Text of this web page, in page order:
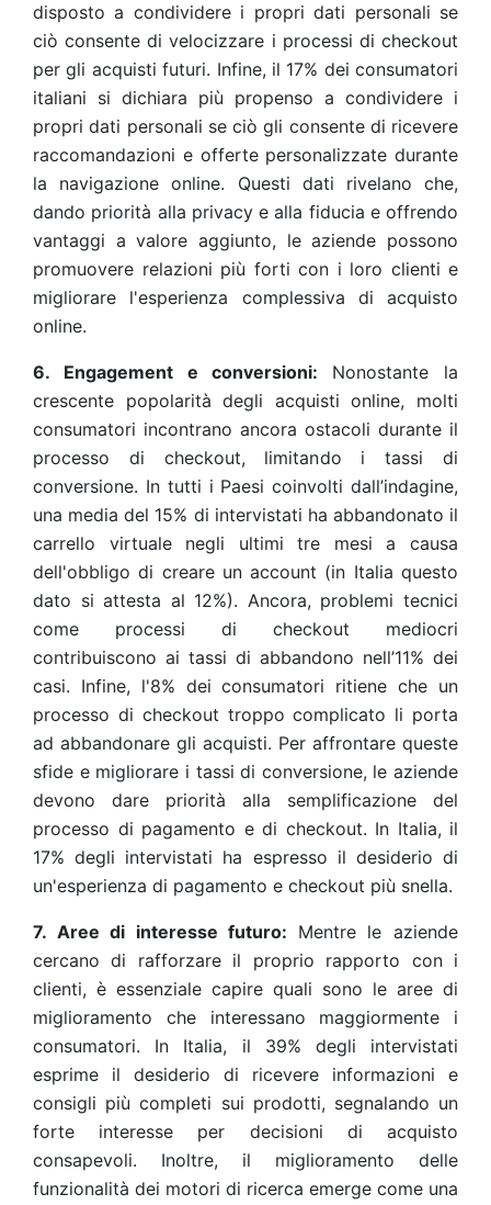
disposto a condividere i propri dati personali se
ciò consente di velocizzare i processi di checkout
per gli acquisti futuri. Infine, il 17% dei consumatori
italiani si dichiara più propenso a condividere i
propri dati personali se ciò gli consente di ricevere
raccomandazioni e offerte personalizzate durante
la navigazione online. Questi dati rivelano che,
dando priorità alla privacy e alla fiducia e offrendo
vantaggi a valore aggiunto, le aziende possono
promuovere relazioni più forti con i loro clienti e
migliorare l'esperienza complessiva di acquisto
online.
6. Engagement e conversioni: Nonostante la
crescente popolarità degli acquisti online, molti
consumatori incontrano ancora ostacoli durante il
processo di checkout, limitando i tassi di
conversione. In tutti i Paesi coinvolti dall’indagine,
una media del 15% di intervistati ha abbandonato il
carrello virtuale negli ultimi tre mesi a causa
dell'obbligo di creare un account (in Italia questo
dato si attesta al 12%). Ancora, problemi tecnici
come processi di checkout mediocri
contribuiscono ai tassi di abbandono nell’11% dei
casi. Infine, l'8% dei consumatori ritiene che un
processo di checkout troppo complicato li porta
ad abbandonare gli acquisti. Per affrontare queste
sfide e migliorare i tassi di conversione, le aziende
devono dare priorità alla semplificazione del
processo di pagamento e di checkout. In Italia, il
17% degli intervistati ha espresso il desiderio di
un'esperienza di pagamento e checkout più snella.
7. Aree di interesse futuro: Mentre le aziende
cercano di rafforzare il proprio rapporto con i
clienti, è essenziale capire quali sono le aree di
miglioramento che interessano maggiormente i
consumatori. In Italia, il 39% degli intervistati
esprime il desiderio di ricevere informazioni e
consigli più completi sui prodotti, segnalando un
forte interesse per decisioni di acquisto
consapevoli. Inoltre, il miglioramento delle
funzionalità dei motori di ricerca emerge come una